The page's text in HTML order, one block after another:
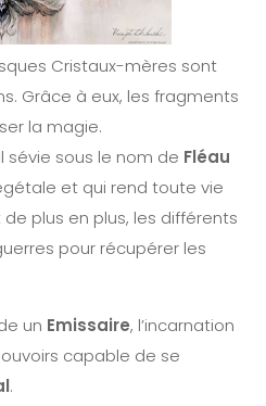
Cristaux-mères sont
Grâce à eux, les fragments
la magie.
sévie sous le nom de Fléau
et qui rend toute vie
plus en plus, les différents
pour récupérer les
un Emissaire, l’incarnation
capable de se
.